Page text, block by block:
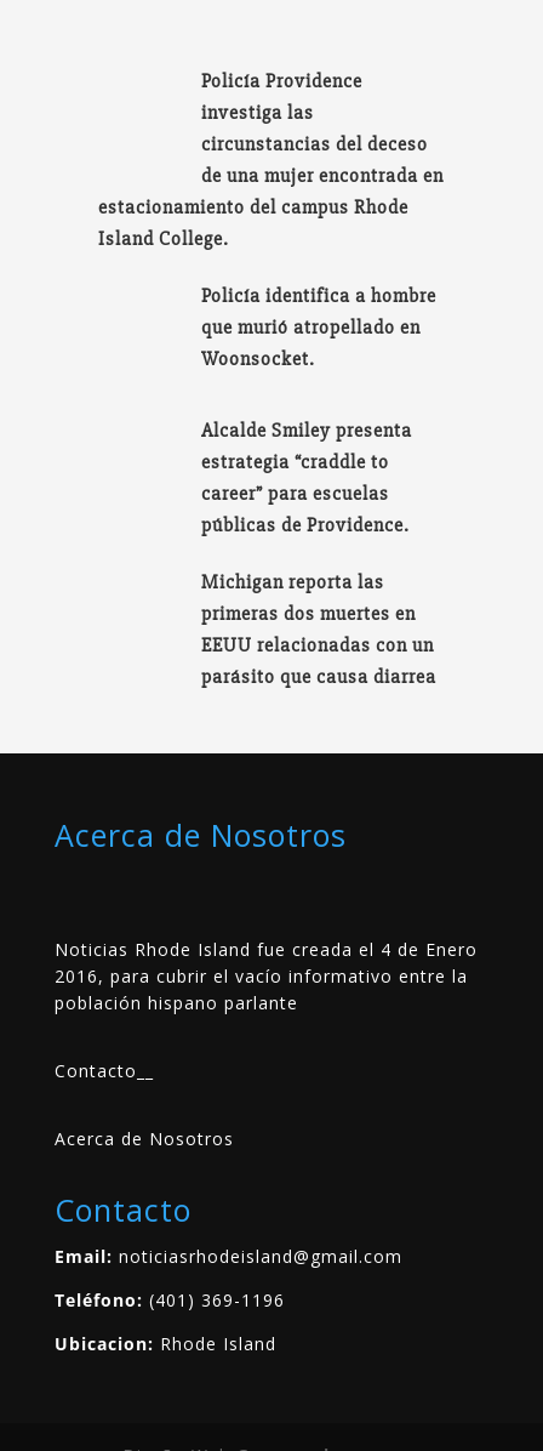
Policía Providence
investiga las
circunstancias del deceso
de una mujer encontrada en
estacionamiento del campus Rhode
Island College.
Policía identifica a hombre
que murió atropellado en
Woonsocket.
Alcalde Smiley presenta
estrategia “craddle to
career” para escuelas
públicas de Providence.
Michigan reporta las
primeras dos muertes en
EEUU relacionadas con un
parásito que causa diarrea
Acerca de Nosotros
Noticias Rhode Island fue creada el 4 de Enero
2016, para cubrir el vacío informativo entre la
población hispano parlante
Contacto
Acerca de Nosotros
Contacto
Email: noticiasrhodeisland@gmail.com
Teléfono: (401) 369-1196
Ubicacion: Rhode Island